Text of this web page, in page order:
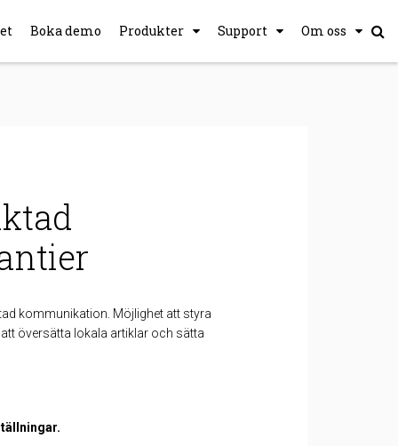
Boka demo Produkter Support Om oss
kommunikation. Möjlighet att styra
översätta lokala artiklar och sätta